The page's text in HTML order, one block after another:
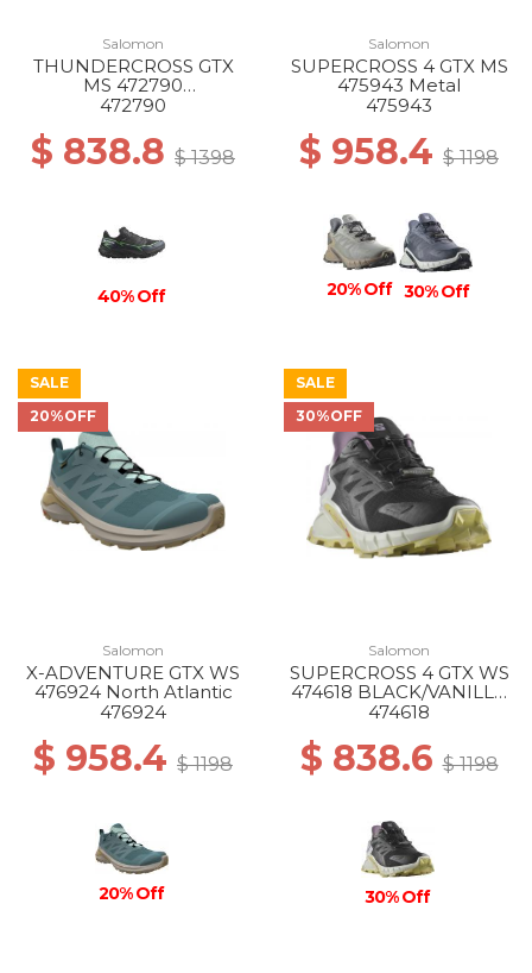
Salomon
THUNDERCROSS GTX
MS 472790
BLACK/GREEN
472790
$ 838.8 $ 1398
40% Off
Salomon
SUPERCROSS 4 GTX MS
475943 Metal
475943
$ 958.4 $ 1198
20% Off 30% Off
SALE
20%OFF
Salomon
X-ADVENTURE GTX WS
476924 North Atlantic
476924
$ 958.4 $ 1198
20% Off
SALE
30%OFF
Salomon
SUPERCROSS 4 GTX WS
474618 BLACK/VANILLA
ICE/ORCHID PET
474618
$ 838.6$ 1198
30% Off